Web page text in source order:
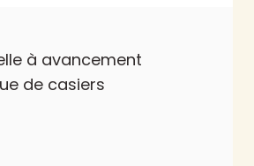
à avancement
de casiers